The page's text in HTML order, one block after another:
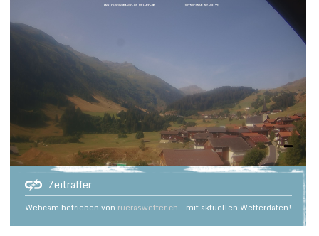
Zeitraffer
Webcam betrieben von rueraswetter.ch - mit aktuellen Wetterdaten!